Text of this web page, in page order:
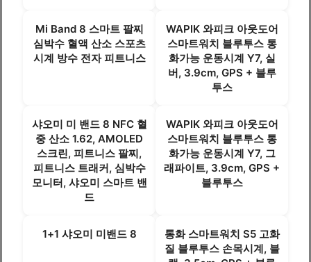
Mi Band 8 스마트 팔찌
심박수 혈액 산소 스포츠
시계 방수 전자 피트니스
WAPIK 와피크 아웃도어
스마트워치 블루투스 통
화가능 운동시계 Y7, 실
버, 3.9cm, GPS + 블루
투스
샤오미 미 밴드 8 NFC 혈
중 산소 1.62, AMOLED
스크린, 피트니스 팔찌,
피트니스 트래커, 심박수
모니터, 샤오미 스마트 밴
드
WAPIK 와피크 아웃도어
스마트워치 블루투스 통
화가능 운동시계 Y7, 그
래파이트, 3.9cm, GPS +
블루투스
1+1 샤오미 미밴드 8
통화 스마트워치 S5 고화
질 블루투스 손목시계, 블